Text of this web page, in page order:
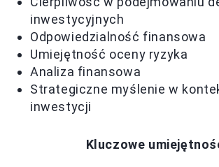
inwestycyjnych
Odpowiedzialność finansowa
Umiejętność oceny ryzyka
Analiza finansowa
Strategiczne myślenie w
inwestycji
Kluczowe